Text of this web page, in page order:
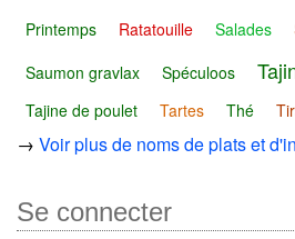
Printemps Ratatouille Salades
Saumon gravlax
Spéculoos
Tajine de poulet
Tartes Thé
→ Voir plus de noms de plats et
Se connecter